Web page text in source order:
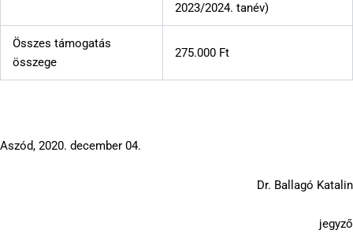
2023/2024. tanév)
Összes támogatás
összege
275.000 Ft
Aszód, 2020. december 04.
Dr. Ballagó Katalin
jegyző